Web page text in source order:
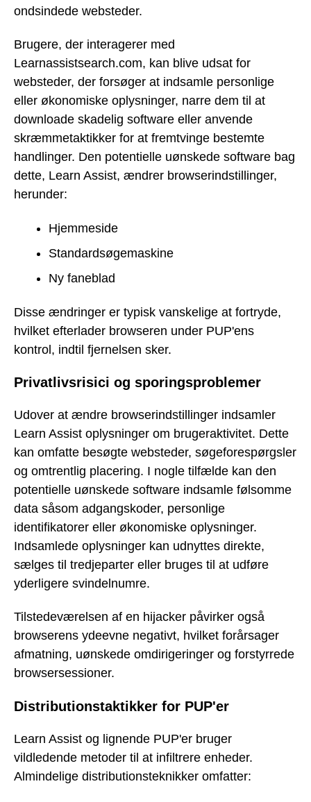
ondsindede websteder.
Brugere, der interagerer med
Learnassistsearch.com, kan blive udsat for
websteder, der forsøger at indsamle personlige
eller økonomiske oplysninger, narre dem til at
downloade skadelig software eller anvende
skræmmetaktikker for at fremtvinge bestemte
handlinger. Den potentielle uønskede software bag
dette, Learn Assist, ændrer browserindstillinger,
herunder:
Hjemmeside
Standardsøgemaskine
Ny faneblad
Disse ændringer er typisk vanskelige at fortryde,
hvilket efterlader browseren under PUP'ens
kontrol, indtil fjernelsen sker.
Privatlivsrisici og sporingsproblemer
Udover at ændre browserindstillinger indsamler
Learn Assist oplysninger om brugeraktivitet. Dette
kan omfatte besøgte websteder, søgeforespørgsler
og omtrentlig placering. I nogle tilfælde kan den
potentielle uønskede software indsamle følsomme
data såsom adgangskoder, personlige
identifikatorer eller økonomiske oplysninger.
Indsamlede oplysninger kan udnyttes direkte,
sælges til tredjeparter eller bruges til at udføre
yderligere svindelnumre.
Tilstedeværelsen af en hijacker påvirker også
browserens ydeevne negativt, hvilket forårsager
afmatning, uønskede omdirigeringer og forstyrrede
browsersessioner.
Distributionstaktikker for PUP'er
Learn Assist og lignende PUP'er bruger
vildledende metoder til at infiltrere enheder.
Almindelige distributionsteknikker omfatter: